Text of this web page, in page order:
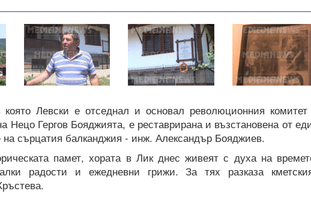
Левски е отседнал и основал революционния
Нецо Гергов Бояджията, е реставрирана и възстановена от
на сърцатия балканджия - инж. Александър Бояджиев.
памет, хората в Лик днес живеят с духа на
радости и ежедневни грижи. За тях разказа